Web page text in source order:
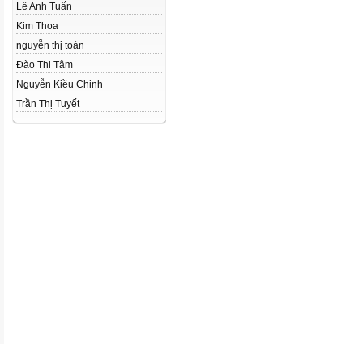
Lê Anh Tuấn
Kim Thoa
nguyễn thị toàn
Đào Thi Tâm
Nguyễn Kiều Chinh
Trần Thị Tuyết